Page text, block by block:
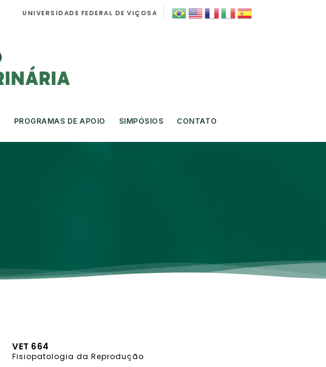
UNIVERSIDADE FEDERAL DE VIÇOSA
PROGRAMAS DE APOIO SIMPÓSIOS CONTATO
VET 664
Fisiopatologia da Reprodução